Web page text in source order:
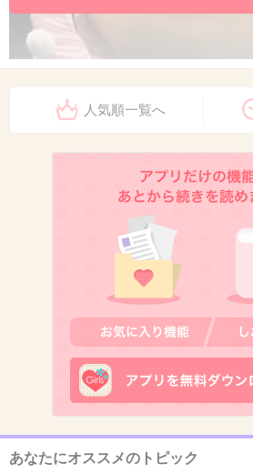
ご冥福をお祈りします。
不謹慎ですが、ここまで重い
+363
2014/05/28(水) 11:57:56
人気順一覧へ
あなたにオススメのトピック